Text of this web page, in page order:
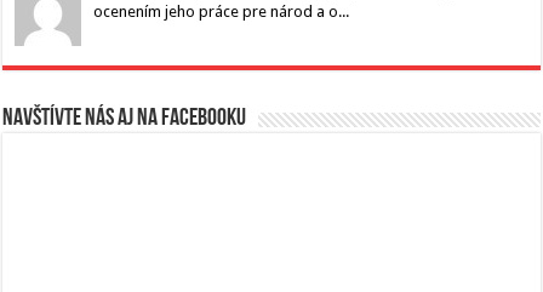
ocenením jeho práce pre národ a o...
Navštívte nás aj na Facebooku